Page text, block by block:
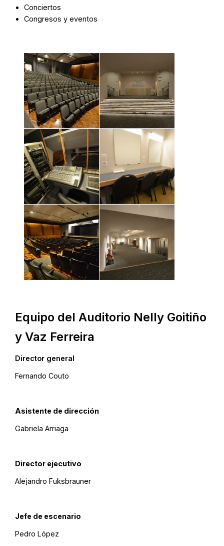
Conciertos
Congresos y eventos
Equipo del Auditorio Nelly Goitiño
y Vaz Ferreira
Director general
Fernando Couto
Asistente de dirección
Gabriela Arriaga
Director ejecutivo
Alejandro Fuksbrauner
Jefe de escenario
Pedro López